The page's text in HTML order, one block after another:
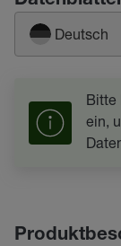
Deutsch
Bitte
ein,